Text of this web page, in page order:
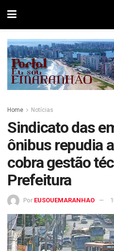
Home Notícias
Sindicato das
ônibus repudia
cobra gestão
Prefeitura
Por EUSOUEMARANHAO